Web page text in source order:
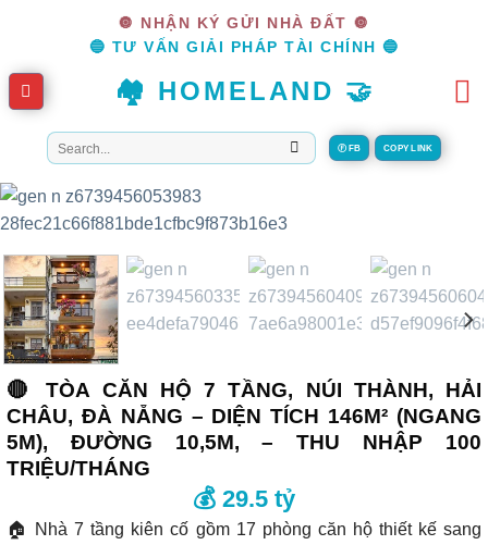
content
🔘 NHẬN KÝ GỬI NHÀ ĐẤT 🔘
🔵 TƯ VẤN GIẢI PHÁP TÀI CHÍNH 🔵
🏘️ HOMELAND 🤝
Tìm
kiếm:
Ⓕ FB COPY LINK
🔴 TÒA CĂN HỘ 7 TẦNG, NÚI THÀNH, HẢI
CHÂU, ĐÀ NẴNG – DIỆN TÍCH 146M² (NGANG
5M), ĐƯỜNG 10,5M, – THU NHẬP 100
TRIỆU/THÁNG
💰 29.5 tỷ
🏠 Nhà 7 tầng kiên cố gồm 17 phòng căn hộ thiết kế sang